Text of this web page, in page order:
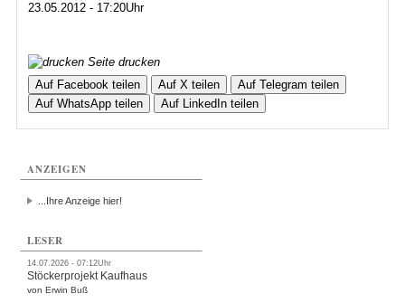
23.05.2012 - 17:20Uhr
Seite drucken
Auf Facebook teilen
Auf X teilen
Auf Telegram teilen
Auf WhatsApp teilen
Auf LinkedIn teilen
ANZEIGEN
...Ihre Anzeige hier!
LESER
14.07.2026 - 07:12Uhr
Stöckerprojekt Kaufhaus
von Erwin Buß